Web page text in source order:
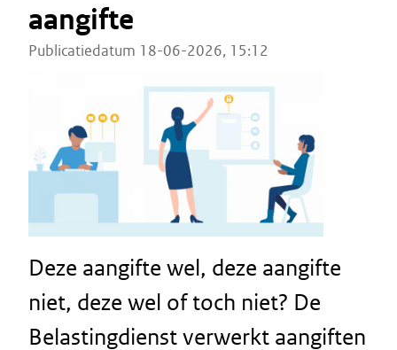
aangifte
Publicatiedatum 18-06-2026, 15:12
Deze aangifte wel, deze aangifte
niet, deze wel of toch niet? De
Belastingdienst verwerkt aangiften